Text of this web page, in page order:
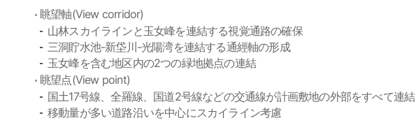
眺望軸(View corridor)
山林スカイラインと玉女峰を連結する視覚通路の確保
三洞貯水池-新垈川-光陽湾を連結する通經軸の形成
玉女峰を含む地区内の2つの緑地拠点の連結
眺望点(View point)
国土17号線、全羅線、国道2号線などの交通線が計画敷地の外部をすべて連
移動量が多い道路沿いを中心にスカイライン考慮